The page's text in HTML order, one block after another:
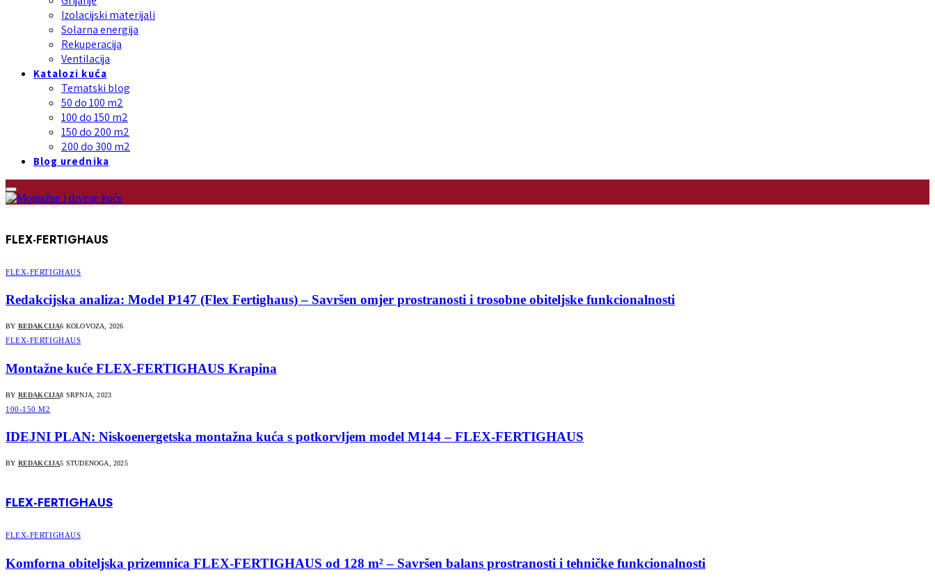
Izolacijski materijali
Solarna energija
Rekuperacija
Ventilacija
Katalozi kuća
Tematski blog
50 do 100 m2
100 do 150 m2
150 do 200 m2
200 do 300 m2
Blog urednika
FLEX-FERTIGHAUS
FLEX-FERTIGHAUS
Redakcijska analiza: Model P147 (Flex Fertighaus) – Savršen omjer prostranosti i trosobne obiteljske funkcionalnosti
BY REDAKCIJA6 KOLOVOZA, 2026
FLEX-FERTIGHAUS
Montažne kuće FLEX-FERTIGHAUS Krapina
BY REDAKCIJA8 SRPNJA, 2023
100-150 M2
IDEJNI PLAN: Niskoenergetska montažna kuća s potkorvljem model M144 – FLEX-FERTIGHAUS
BY REDAKCIJA5 STUDENOGA, 2025
FLEX-FERTIGHAUS
FLEX-FERTIGHAUS
Komforna obiteljska prizemnica FLEX-FERTIGHAUS od 128 m² – Savršen balans prostranosti i tehničke funkcionalnosti